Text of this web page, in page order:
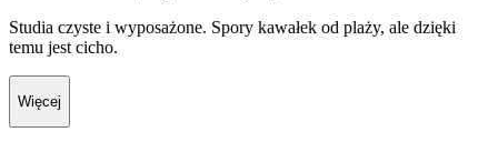
Studia czyste i wyposażone. Spory kawałek od plaży, ale dzięki
temu jest cicho.
Więcej